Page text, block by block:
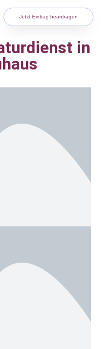
Jetzt Eintrag beantragen
in